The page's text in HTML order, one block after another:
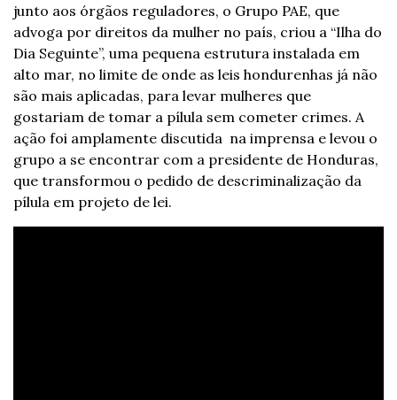
junto aos órgãos reguladores, o Grupo PAE, que
advoga por direitos da mulher no país, criou a “Ilha do
Dia Seguinte”, uma pequena estrutura instalada em
alto mar, no limite de onde as leis hondurenhas já não
são mais aplicadas, para levar mulheres que
gostariam de tomar a pílula sem cometer crimes. A
ação foi amplamente discutida  na imprensa e levou o
grupo a se encontrar com a presidente de Honduras,
que transformou o pedido de descriminalização da
pílula em projeto de lei.